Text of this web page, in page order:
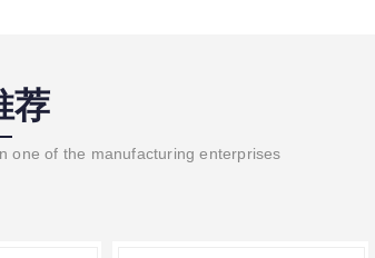
荐
one of the manufacturing enterprises